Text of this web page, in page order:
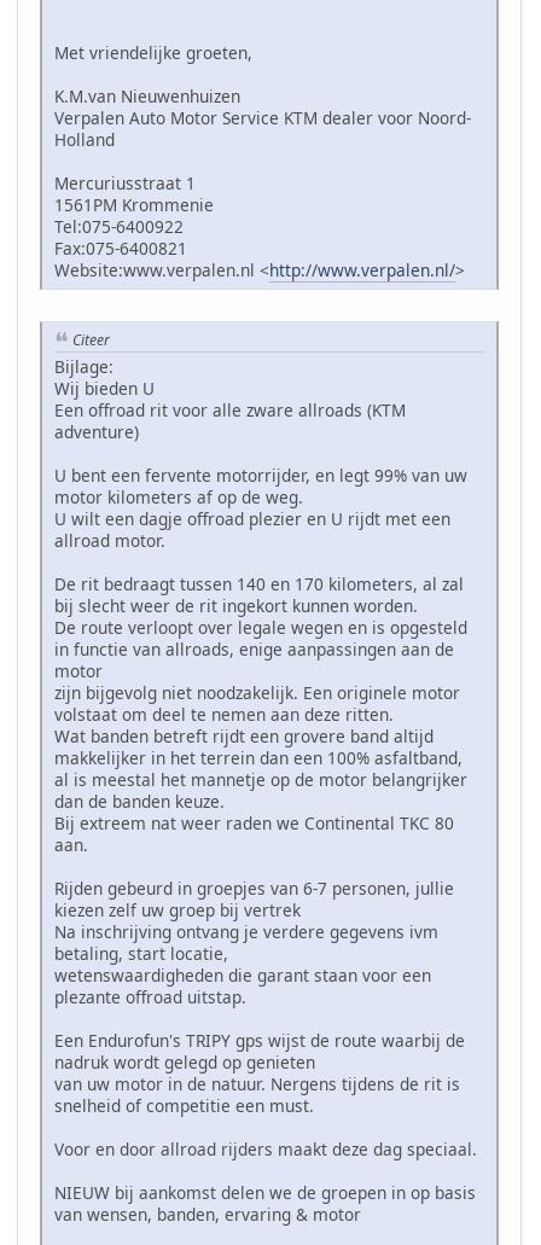
Met vriendelijke groeten,
K.M.van Nieuwenhuizen
Verpalen Auto Motor Service KTM dealer voor Noord-
Holland
Mercuriusstraat 1
1561PM Krommenie
Tel:075-6400922
Fax:075-6400821
Website:www.verpalen.nl <http://www.verpalen.nl/>
Citeer
Bijlage:
Wij bieden U
Een offroad rit voor alle zware allroads (KTM
adventure)
U bent een fervente motorrijder, en legt 99% van uw
motor kilometers af op de weg.
U wilt een dagje offroad plezier en U rijdt met een
allroad motor.
De rit bedraagt tussen 140 en 170 kilometers, al zal
bij slecht weer de rit ingekort kunnen worden.
De route verloopt over legale wegen en is opgesteld
in functie van allroads, enige aanpassingen aan de
motor
zijn bijgevolg niet noodzakelijk. Een originele motor
volstaat om deel te nemen aan deze ritten.
Wat banden betreft rijdt een grovere band altijd
makkelijker in het terrein dan een 100% asfaltband,
al is meestal het mannetje op de motor belangrijker
dan de banden keuze.
Bij extreem nat weer raden we Continental TKC 80
aan.
Rijden gebeurd in groepjes van 6-7 personen, jullie
kiezen zelf uw groep bij vertrek
Na inschrijving ontvang je verdere gegevens ivm
betaling, start locatie,
wetenswaardigheden die garant staan voor een
plezante offroad uitstap.
Een Endurofun's TRIPY gps wijst de route waarbij de
nadruk wordt gelegd op genieten
van uw motor in de natuur. Nergens tijdens de rit is
snelheid of competitie een must.
Voor en door allroad rijders maakt deze dag speciaal.
NIEUW bij aankomst delen we de groepen in op basis
van wensen, banden, ervaring & motor